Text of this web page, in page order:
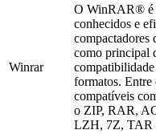
Winrar
O WinRAR® é
conhecidos e
compactadores
como principal
formatos. Entre
compatíveis
o ZIP, RAR,
LZH, 7Z, TAR